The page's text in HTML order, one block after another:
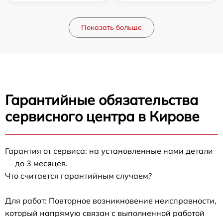
Показать больше
Гарантийные обязательства
сервисного центра в Кирове
Гарантия от сервиса: на установленные нами детали
— до 3 месяцев.
Что считается гарантийным случаем?
Для работ: Повторное возникновение неисправности,
который напрямую связан с выполненной работой